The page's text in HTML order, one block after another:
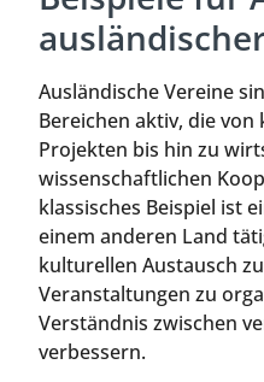
Ausländische Vereine
Bereichen aktiv, die
Projekten bis hin zu
wissenschaftlichen
klassisches Beispiel ist
einem anderen Land
kulturellen Austausch
Veranstaltungen zu
Verständnis zwischen
verbessern.